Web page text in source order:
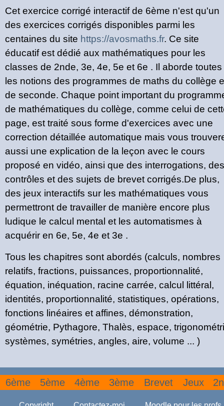
Cet exercice corrigé interactif de 6ème n'est qu'un
des exercices corrigés disponibles parmi les
centaines du site https://avosmaths.fr. Ce site
éducatif est dédié aux mathématiques pour les
classes de 2nde, 3e, 4e, 5e et 6e . Il aborde toutes
les notions des programmes de maths du collège
de seconde. Chaque point important du
de mathématiques du collège, comme celui de
page, est traité sous forme d'exercices avec une
correction détaillée automatique mais vous
aussi une explication de la leçon avec le cours
proposé en vidéo, ainsi que des interrogations, des
contrôles et des sujets de brevet corrigés.De plus,
des jeux interactifs sur les mathématiques vous
permettront de travailler de manière encore plus
ludique le calcul mental et les automatismes à
acquérir en 6e, 5e, 4e et 3e .
Tous les chapitres sont abordés (calculs, nombres
relatifs, fractions, puissances, proportionnalité,
équation, inéquation, racine carrée, calcul littéral,
identités, proportionnalité, statistiques, opérations,
fonctions linéaires et affines, démonstration,
géométrie, Pythagore, Thalès, espace,
systèmes, symétries, angles, aire, volume ... )
6ème 5ème 4ème 3ème Brevet Jeux